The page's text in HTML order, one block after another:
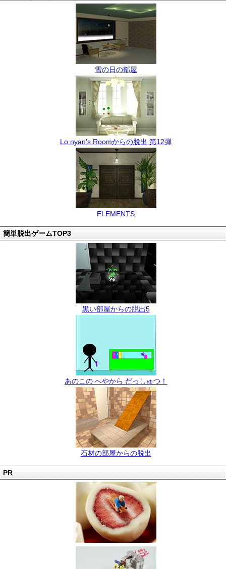
雪の日の部屋
Lo.nyan's Roomからの脱出 第12弾
ELEMENTS
簡単脱出ゲームTOP3
黒い部屋からの脱出5
あのこの へやから だっしゅつ！
石材の部屋からの脱出
PR